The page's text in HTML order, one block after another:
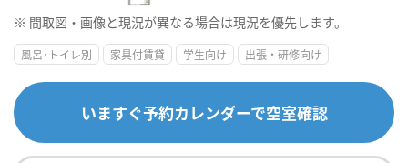
※ 間取図・画像と現況が異なる場合は現況を優先します。
風呂･トイレ別 家具付賃貸 学生向け 出張・研修向け
いますぐ予約カレンダーで空室確認